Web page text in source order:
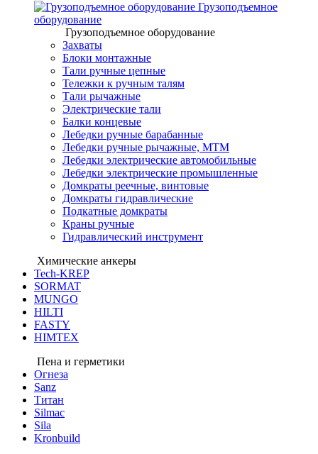
Грузоподъемное
оборудование
Грузоподъемное оборудование
Захваты
Блоки монтажные
Тали ручные цепные
Тележки к ручным талям
Тали рычажные
Электрические тали
Балки концевые
Лебедки ручные барабанные
Лебедки ручные рычажные, МТМ
Лебедки электрические автомобильные
Лебедки электрические промышленные
Домкраты реечные, винтовые
Домкраты гидравлические
Подкатные домкраты
Краны ручные
Гидравлический инструмент
Химические анкеры
Tech-KREP
SORMAT
MUNGO
HILTI
FASTY
HIMTEX
Пена и герметики
Огнеза
Sanz
Титан
Silmac
Sila
Kronbuild